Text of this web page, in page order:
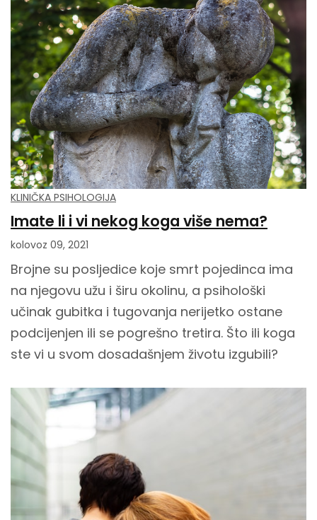
KLINIČKA PSIHOLOGIJA
Imate li i vi nekog koga više nema?
kolovoz 09, 2021
Brojne su posljedice koje smrt pojedinca ima
na njegovu užu i širu okolinu, a psihološki
učinak gubitka i tugovanja nerijetko ostane
podcijenjen ili se pogrešno tretira. Što ili koga
ste vi u svom dosadašnjem životu izgubili?